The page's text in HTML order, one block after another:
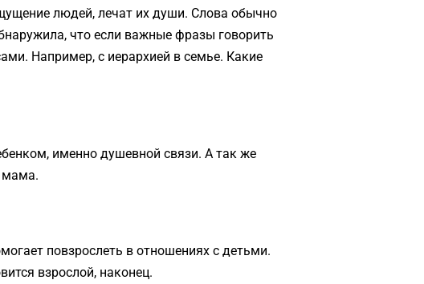
людей, лечат их души. Слова обычно
что если важные фразы говорить
Например, с иерархией в семье. Какие
именно душевной связи. А так же
мама.
повзрослеть в отношениях с детьми.
взрослой, наконец.